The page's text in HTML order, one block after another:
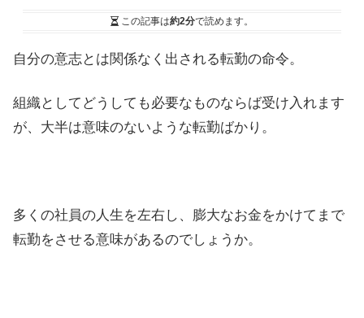
この記事は約2分で読めます。
自分の意志とは関係なく出される転勤の命令。
組織としてどうしても必要なものならば受け入れます
が、大半は意味のないような転勤ばかり。
多くの社員の人生を左右し、膨大なお金をかけてまで
転勤をさせる意味があるのでしょうか。